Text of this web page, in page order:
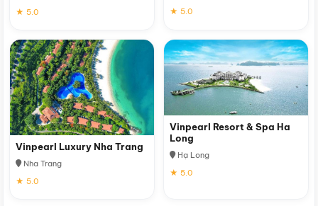
★ 5.0
★ 5.0
Vinpearl Luxury Nha Trang
Nha Trang
★ 5.0
Vinpearl Resort & Spa Ha
Long
Hạ Long
★ 5.0